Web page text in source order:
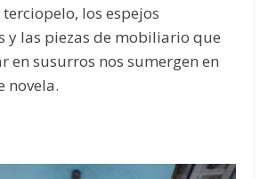
los espejos
y las piezas de mobiliario que
en susurros nos sumergen en
novela.